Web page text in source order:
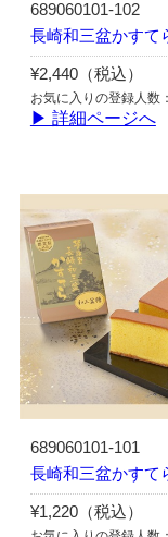
689060101-102
長崎和三盆かす
¥2,440（税込）
お気に入りの登録人数
▶ 詳細ページへ
689060101-101
長崎和三盆かす
¥1,220（税込）